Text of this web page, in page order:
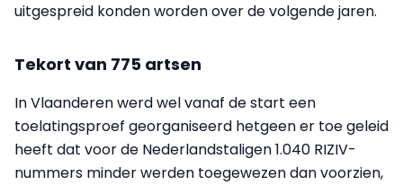
uitgespreid konden worden over de volgende jaren.
Tekort van 775 artsen
In Vlaanderen werd wel vanaf de start een
toelatingsproef georganiseerd hetgeen er toe geleid
heeft dat voor de Nederlandstaligen 1.040 RIZIV-
nummers minder werden toegewezen dan voorzien,